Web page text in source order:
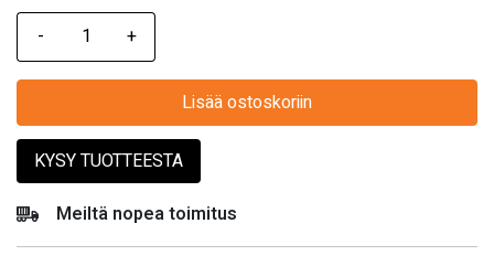
Lisää ostoskoriin
KYSY TUOTTEESTA
Meiltä nopea toimitus